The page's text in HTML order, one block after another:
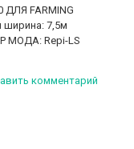
ДЛЯ FARMING
ширина: 7,5м
МОДА: Repi-LS
комментарий